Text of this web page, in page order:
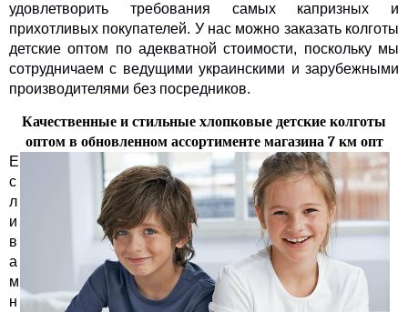
удовлетворить требования самых капризных и
прихотливых покупателей. У нас можно заказать колготы
детские оптом по адекватной стоимости, поскольку мы
сотрудничаем с ведущими украинскими и зарубежными
производителями без посредников.
Качественные и стильные хлопковые детские колготы
оптом в обновленном ассортименте магазина 7 км опт
Е
с
л
и
в
а
м
н